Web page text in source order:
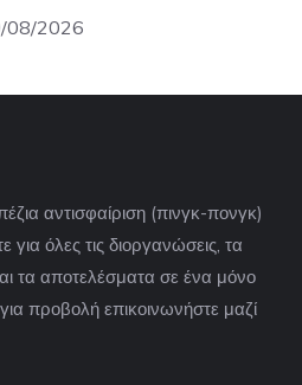
08/2026
αντισφαίριση (πινγκ-πονγκ)
όλες τις διοργανώσεις, τα
τα αποτελέσματα σε ένα μόνο
προβολή επικοινωνήστε μαζί